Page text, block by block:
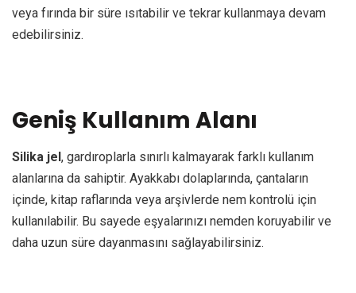
veya fırında bir süre ısıtabilir ve tekrar kullanmaya devam
edebilirsiniz.
Geniş Kullanım Alanı
Silika jel, gardıroplarla sınırlı kalmayarak farklı kullanım
alanlarına da sahiptir. Ayakkabı dolaplarında, çantaların
içinde, kitap raflarında veya arşivlerde nem kontrolü için
kullanılabilir. Bu sayede eşyalarınızı nemden koruyabilir ve
daha uzun süre dayanmasını sağlayabilirsiniz.